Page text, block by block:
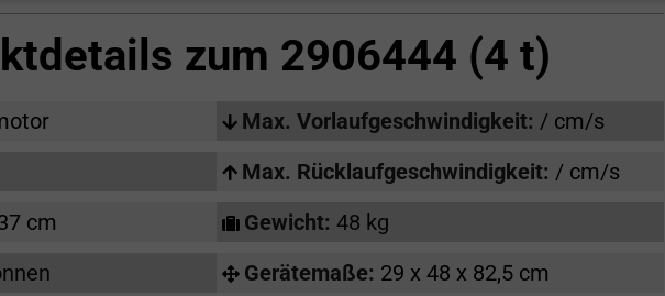
zum 2906444 (4 t)
cm
Max. Vorlaufgeschwindigkeit: / cm/s
Max. Rücklaufgeschwindigkeit: / cm/s
Gewicht: 48 kg
Gerätemaße: 29 x 48 x 82,5 cm